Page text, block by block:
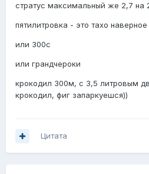
стратус максимальный же 2,7 на
пятилитровка - это тахо наверное
или 300с
или грандчероки
крокодил 300м, с 3,5 литровым
крокодил, фиг запаркуешся))
Цитата